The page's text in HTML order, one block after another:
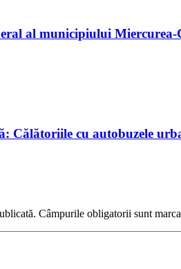
al municipiului Miercurea-
Călătoriile cu autobuzele
Câmpurile obligatorii sunt